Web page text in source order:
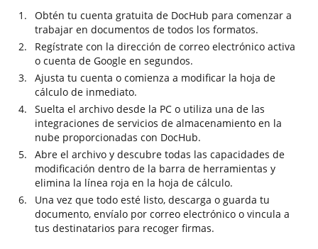
Obtén tu cuenta gratuita de DocHub para comenzar a
trabajar en documentos de todos los formatos.
Regístrate con la dirección de correo electrónico activa
o cuenta de Google en segundos.
Ajusta tu cuenta o comienza a modificar la hoja de
cálculo de inmediato.
Suelta el archivo desde la PC o utiliza una de las
integraciones de servicios de almacenamiento en la
nube proporcionadas con DocHub.
Abre el archivo y descubre todas las capacidades de
modificación dentro de la barra de herramientas y
elimina la línea roja en la hoja de cálculo.
Una vez que todo esté listo, descarga o guarda tu
documento, envíalo por correo electrónico o vincula a
tus destinatarios para recoger firmas.